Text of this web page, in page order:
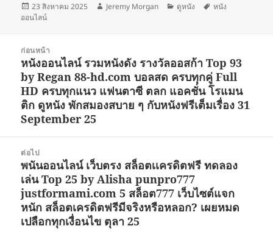
เขียน
เมื่อ
23 สิงหาคม 2025
ผู้
Jeremy Morgan
หมวด
ดูหนัง
ป้าย
หนัง
ออนไลน์
ก่อนหน้า
เรื่อง
ก่อน
หน้า:
หนังออนไลน์ รวมหนังดัง รางวัลออสก้า Top 93
by Regan 88-hd.com บอลสด ครบทุกคู่ Full
HD ครบทุกแนว แฟนตาซี ตลก แอคชั่น โรแมน
ติก ดูหนัง พักสมองสบาย ๆ กับหนังฟรีเต็มเรื่อง 31
September 25
ต่อไป
เรื่อง
ต่อ
ไป:
พนันออนไลน์ เว็บตรง สล็อตเเครดิตฟรี ทดลอง
เล่น Top 25 by Alisha punpro777
justformami.com 5 สล็อต777 เว็บไซต์แจก
หนัก สล็อตเครดิตฟรีมีจริงหรือหลอก? เผยหมด
เปลือกทุกเงื่อนไข ตุลา 25